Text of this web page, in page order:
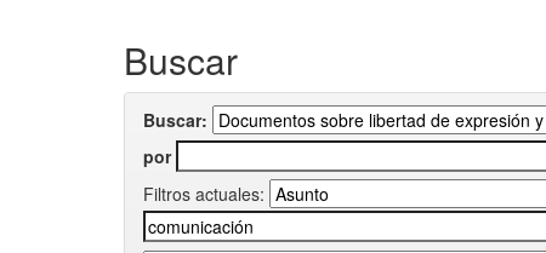
Buscar
Buscar:
por
Filtros actuales: